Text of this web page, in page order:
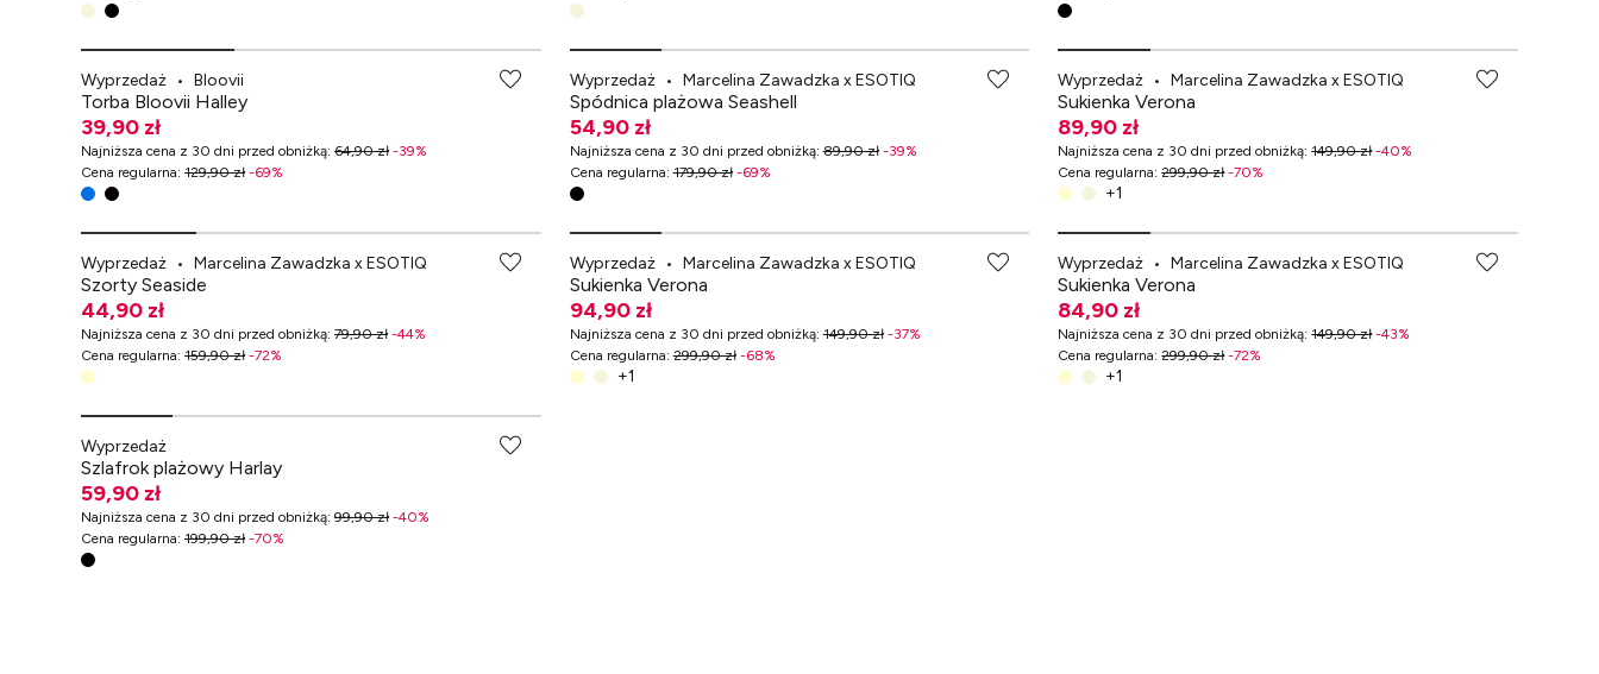
Wyprzedaż • Bloovii
Torba Bloovii Halley
39,90 zł
Najniższa cena z 30 dni przed obniżką: 64,90 zł -39%
Cena regularna: 129,90 zł -69%
Wyprzedaż • Marcelina Zawadzka x ESOTIQ
Spódnica plażowa Seashell
54,90 zł
Najniższa cena z 30 dni przed obniżką:89,90 zł-39%
Cena regularna:179,90 zł-69%
Wyprzedaż • Marcelina Zawadzka x ESOTIQ
Sukienka Verona
89,90 zł
Najniższa cena z 30 dni przed obniżką:149,90 zł-40%
Cena regularna:299,90 zł-70%
+1
Wyprzedaż • Marcelina Zawadzka x ESOTIQ
Szorty Seaside
44,90 zł
Najniższa cena z 30 dni przed obniżką: 79,90 zł -44%
Cena regularna: 159,90 zł -72%
Wyprzedaż • Marcelina Zawadzka x ESOTIQ
Sukienka Verona
94,90 zł
Najniższa cena z 30 dni przed obniżką:149,90 zł-37%
Cena regularna:299,90 zł-68%
+1
Wyprzedaż • Marcelina Zawadzka x ESOTIQ
Sukienka Verona
84,90 zł
Najniższa cena z 30 dni przed obniżką:149,90 zł-43%
Cena regularna:299,90 zł-72%
+1
Wyprzedaż
Szlafrok plażowy Harlay
59,90 zł
Najniższa cena z 30 dni przed obniżką: 99,90 zł -40%
Cena regularna: 199,90 zł -70%